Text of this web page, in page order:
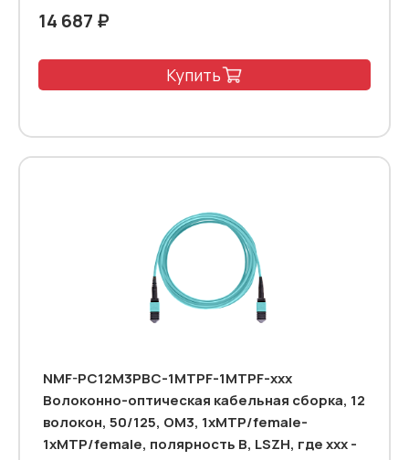
14 687 ₽
Купить
NMF-PC12M3PBC-1MTPF-1MTPF-xxx
Волоконно-оптическая кабельная сборка, 12
волокон, 50/125, OM3, 1xMTP/female-
1xMTP/female, полярность B, LSZH, где ххх -